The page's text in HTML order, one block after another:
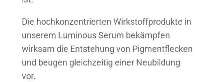
Die hochkonzentrierten Wirkstoffprodukte in
unserem Luminous Serum bekämpfen
wirksam die Entstehung von Pigmentflecken
und beugen gleichzeitig einer Neubildung
vor.